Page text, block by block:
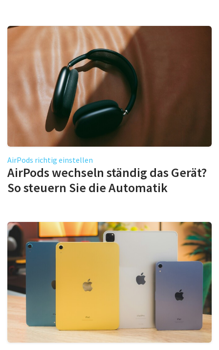
AirPods richtig einstellen
AirPods wechseln ständig das Gerät?
So steuern Sie die Automatik